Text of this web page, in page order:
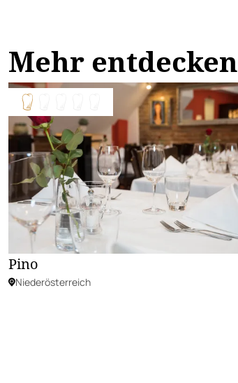
Mehr entdecken
Pino
Niederösterreich